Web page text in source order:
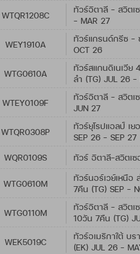
WTQR1208C
ทัวร์อิตาลี – สวิตเ
- MAR 27
WEY1910A
ทัวร์แกรนด์กรีซ -
OCT 26
WTG0610A
ทัวร์สแกนดิเนเวีย
ลำ (TG) JUL 26 -
WTEY0109F
ทัวร์อิตาลี - สวิตเ
JUN 27
WTQR0308P
ทัวร์ยุโรปแอลป์ เ
SEP 26 - SEP 27
WQR0109S ทัวร์ อิตาลี-สวิตเซ
WTG0610M
ทัวร์นอร์เวย์เหนือ
7คืน (TG) SEP -
WTG0110M
ทัวร์อิตาลี - สวิตเ
10วัน 7คืน (TG)
WEK5019C
ทัวร์อเมริกาใต้ บ
(EK) JUL 26 -